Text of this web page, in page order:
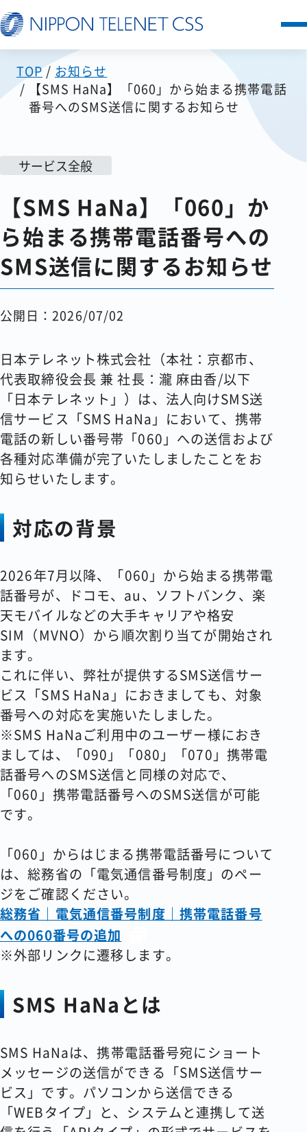
サービス一覧
お客様の声
セミナー
FAQ
お知らせ
会社情報
資料請求 お問い合わせ
TOP
お知らせ
【SMS HaNa】「060」から始まる携帯電話
番号へのSMS送信に関するお知らせ
サービス全般
【SMS HaNa】「060」か
ら始まる携帯電話番号への
SMS送信に関するお知らせ
公開日：2026/07/02
日本テレネット株式会社（本社：京都市、
代表取締役会長 兼 社長：瀧 麻由香/以下
「日本テレネット」）は、法人向けSMS送
信サービス「SMS HaNa」において、携帯
電話の新しい番号帯「060」への送信および
各種対応準備が完了いたしましたことをお
知らせいたします。
対応の背景
2026年7月以降、「060」から始まる携帯電
話番号が、ドコモ、au、ソフトバンク、楽
天モバイルなどの大手キャリアや格安
SIM（MVNO）から順次割り当てが開始され
ます。
これに伴い、弊社が提供するSMS送信サー
ビス「SMS HaNa」におきましても、対象
番号への対応を実施いたしました。
※SMS HaNaご利用中のユーザー様におき
ましては、「090」「080」「070」携帯電
話番号へのSMS送信と同様の対応で、
「060」携帯電話番号へのSMS送信が可能
です。
「060」からはじまる携帯電話番号について
は、総務省の「電気通信番号制度」のペー
ジをご確認ください。
総務省｜電気通信番号制度｜携帯電話番号
への060番号の追加
※外部リンクに遷移します。
SMS HaNaとは
SMS HaNaは、携帯電話番号宛にショート
メッセージの送信ができる「SMS送信サー
ビス」です。パソコンから送信できる
「WEBタイプ」と、システムと連携して送